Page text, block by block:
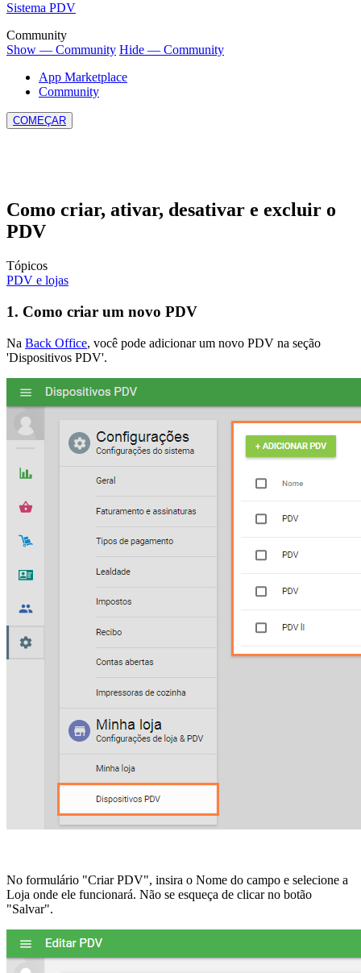
Sistema PDV
Community
Show — Community Hide — Community
App Marketplace
Community
COMEÇAR
Como criar, ativar, desativar e excluir o
PDV
Tópicos
PDV e lojas
1. Como criar um novo PDV
Na Back Office, você pode adicionar um novo PDV na seção
'Dispositivos PDV'.
No formulário "Criar PDV", insira o Nome do campo e selecione a
Loja onde ele funcionará. Não se esqueça de clicar no botão
"Salvar".